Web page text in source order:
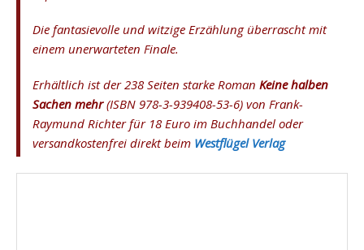
Die fantasievolle und witzige Erzählung überrascht mit
einem unerwarteten Finale.
Erhältlich ist der 238 Seiten starke Roman Keine halben
Sachen mehr(ISBN 978-3-939408-53-6) von Frank-
Raymund Richter für 18 Euro im Buchhandel oder
versandkostenfrei direkt beim Westflügel Verlag